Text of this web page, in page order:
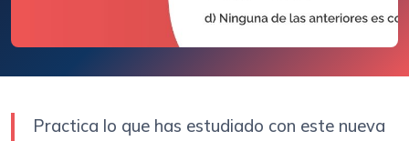
Practica lo que has estudiado con este nueva